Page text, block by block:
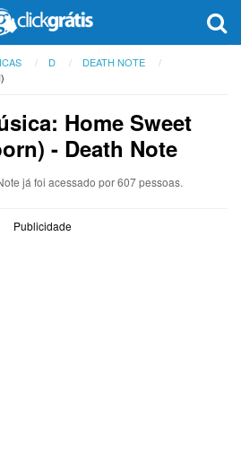
D
DEATH NOTE
Home Sweet
- Death Note
já foi acessado por 607 pessoas.
Publicidade